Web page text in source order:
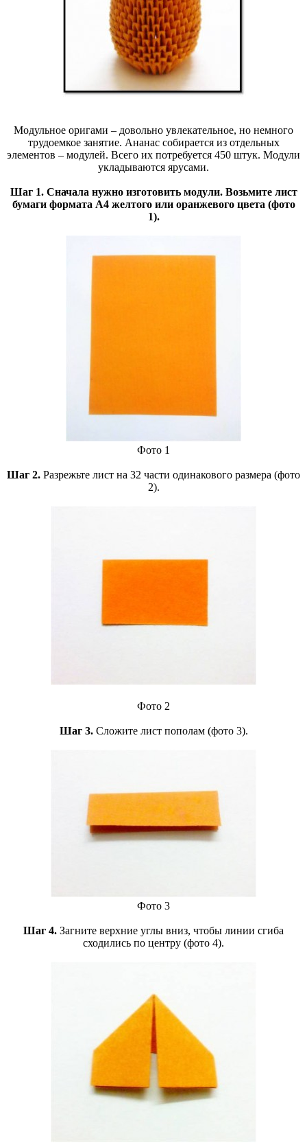
Модульное оригами – довольно увлекательное, но немного
трудоемкое занятие. Ананас собирается из отдельных
элементов – модулей. Всего их потребуется 450 штук. Модули
укладываются ярусами.
Шаг 1. Сначала нужно изготовить модули. Возьмите лист
бумаги формата A4 желтого или оранжевого цвета (фото
1).
Фото 1
Шаг 2. Разрежьте лист на 32 части одинакового размера (фото
2).
Фото 2
Шаг 3.Сложите лист пополам (фото 3).
Фото 3
Шаг 4. Загните верхние углы вниз, чтобы линии сгиба
сходились по центру (фото 4).